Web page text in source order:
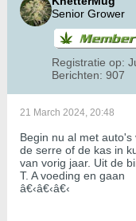
Senior Grower
Registratie op:
Berichten: 907
21 March 2024, 20:48
Begin nu al met
de serre of de kas in
van vorig jaar. Uit de
T. A voeding en gaan
â€‹â€‹â€‹